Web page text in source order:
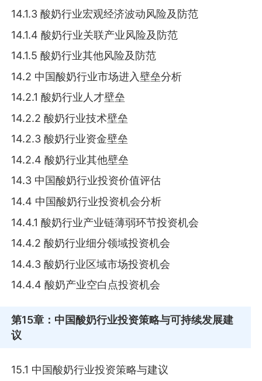
14.1.3 酸奶行业宏观经济波动风险及防范
14.1.4 酸奶行业关联产业风险及防范
14.1.5 酸奶行业其他风险及防范
14.2 中国酸奶行业市场进入壁垒分析
14.2.1 酸奶行业人才壁垒
14.2.2 酸奶行业技术壁垒
14.2.3 酸奶行业资金壁垒
14.2.4 酸奶行业其他壁垒
14.3 中国酸奶行业投资价值评估
14.4 中国酸奶行业投资机会分析
14.4.1 酸奶行业产业链薄弱环节投资机会
14.4.2 酸奶行业细分领域投资机会
14.4.3 酸奶行业区域市场投资机会
14.4.4 酸奶产业空白点投资机会
第15章 ：中国酸奶行业投资策略与可持续发展建
议
15.1 中国酸奶行业投资策略与建议